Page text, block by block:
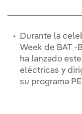
Durante la
Week de BAT -
ha lanzado
eléctricas y
su programa